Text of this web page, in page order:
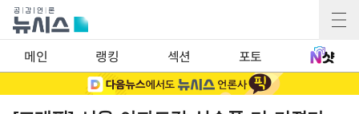
메인 랭킹 섹션 포토